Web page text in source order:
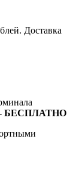
Доставка
БЕСПЛАТНО